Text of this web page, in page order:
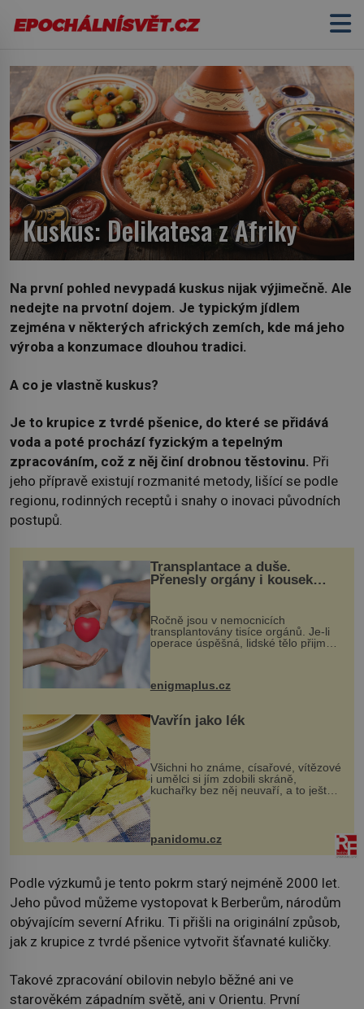
Kuskus: Delikatesa z Afriky
Na první pohled nevypadá kuskus nijak výjimečně. Ale
nedejte na prvotní dojem. Je typickým jídlem
zejména v některých afrických zemích, kde má jeho
výroba a konzumace dlouhou tradici.
A co je vlastně kuskus?
Je to krupice z tvrdé pšenice, do které se přidává
voda a poté prochází fyzickým a tepelným
zpracováním, což z něj činí drobnou těstovinu. Při
jeho přípravě existují rozmanité metody, lišící se podle
regionu, rodinných receptů i snahy o inovaci původních
postupů.
Transplantace a duše.
Přenesly orgány i kousek
Ročně jsou v nemocnicích
transplantovány tisíce orgánů. Je-li
operace úspěšná, lidské tělo přijme
enigmaplus.cz
Vavřín jako lék
Všichni ho známe, císařové, vítězové
i umělci si jím zdobili skráně,
kuchařky bez něj neuvaří, a to ještě
nevíte, že bobkový list může výrazně
zmírnit některé naše neduhy.
Obsahuje v malém množství ně...
panidomu.cz
Podle výzkumů je tento pokrm starý nejméně 2000 let.
Jeho původ můžeme vystopovat k Berberům, národům
obývajícím severní Afriku. Ti přišli na originální způsob,
jak z krupice z tvrdé pšenice vytvořit šťavnaté kuličky.
Takové zpracování obilovin nebylo běžné ani ve
starověkém západním světě, ani v Orientu. První